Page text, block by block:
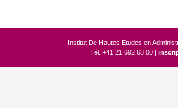
Institut De Hautes Etudes en
Tél. +41 21 692 68 00 |